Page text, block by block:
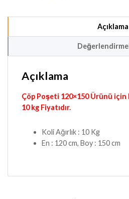
Açıklama
Açıklama
Çöp Poşeti 120×150 Ürünü
10 kg Fiyatıdır.
Koli Ağırlık : 10 Kg
En : 120 cm, Boy : 150 cm